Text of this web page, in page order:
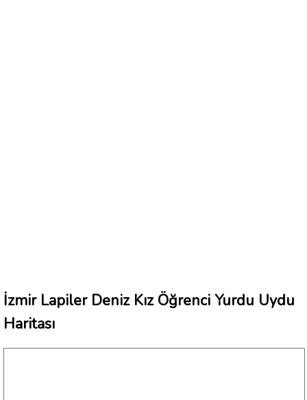
İzmir Lapiler Deniz Kız Öğrenci Yurdu Uydu
Haritası